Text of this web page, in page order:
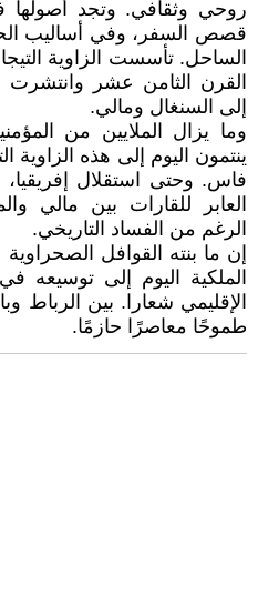
روحي وثقافي. وتجد أصولها
قصص السفر، وفي أساليب
الساحل. تأسست الزاوية
القرن الثامن عشر
إلى السنغال ومالي.
وما يزال الملايين من
ينتمون اليوم إلى هذه
فاس. وحتى استقلال إفريقيا،
العابر للقارات بين مالي
الرغم من الفساد التاريخي.
إن ما بنته القوافل
الملكية اليوم إلى توسيعه
الإقليمي شعارا. بين الرباط
طموحًا معاصرًا حازمًا.